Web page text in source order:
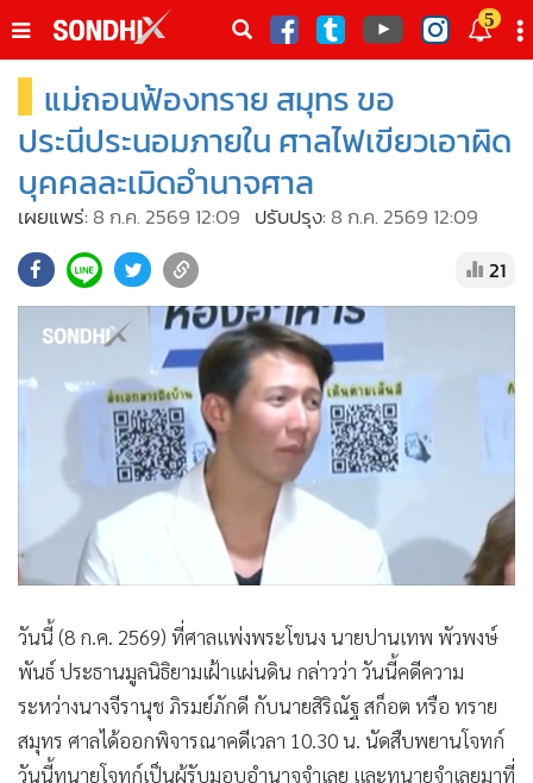
ดต
5
หน้าหลัก
•
SondhiX
• World Talk
• ผู้เฒ่าเล่าเรื่อง
• ข่าวลึกปมลับ
Exclusive Health
•
ผู้จัดกวน
ข่าวอัพเดต
เศรษฐกิจ-ธุรกิจ
สังคม-โซเชียล
แม่ถอนฟ้องทราย สมุทร ขอ
ประนีประนอมภายใน ศาลไฟเขียวเอาผิด
บุคคลละเมิดอำนาจศาล
เผยแพร่: 8 ก.ค. 2569 12:09 ปรับปรุง: 8 ก.ค. 2569 12:09
21
วันนี้ (8 ก.ค. 2569) ที่ศาลแพ่งพระโขนง นายปานเทพ พัวพงษ์
พันธ์ ประธานมูลนิธิยามเฝ้าแผ่นดิน กล่าวว่า วันนี้คดีความ
ระหว่างนางจีรานุช ภิรมย์ภักดี กับนายสิริณัฐ สก็อต หรือ ทราย
สมุทร ศาลได้ออกพิจารณาคดีเวลา 10.30 น. นัดสืบพยานโจทก์
วันนี้ทนายโจทก์เป็นผู้รับมอบอำนาจจำเลย และทนายจำเลยมาที่